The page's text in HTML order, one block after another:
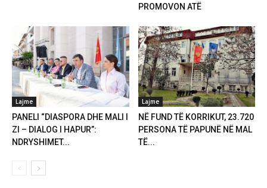
PROMOVON ATË
Lajme
PANELI “DIASPORA DHE MALI I
ZI – DIALOG I HAPUR”:
NDRYSHIMET...
Lajme
NË FUND TË KORRIKUT, 23.720
PERSONA TË PAPUNË NË MAL
TË...